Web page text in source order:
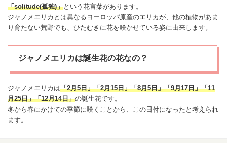
「solitude(孤独)」という花言葉があります。
ジャノメ エリカ とは異なるヨーロッパ原産のエリカが、他の植物があま
り育たない荒野でも、ひたむきに花を咲かせている姿に由来します。
ジャノメエリカは誕生花の花なの？
ジャノメ エリカ は「2月5日」「2月15日」「8月5日」「9月17日」「11
月25日」「12月14日」の誕生花です。
冬から春にかけての季節に咲くことから、この日付になったと考えられ
ます。